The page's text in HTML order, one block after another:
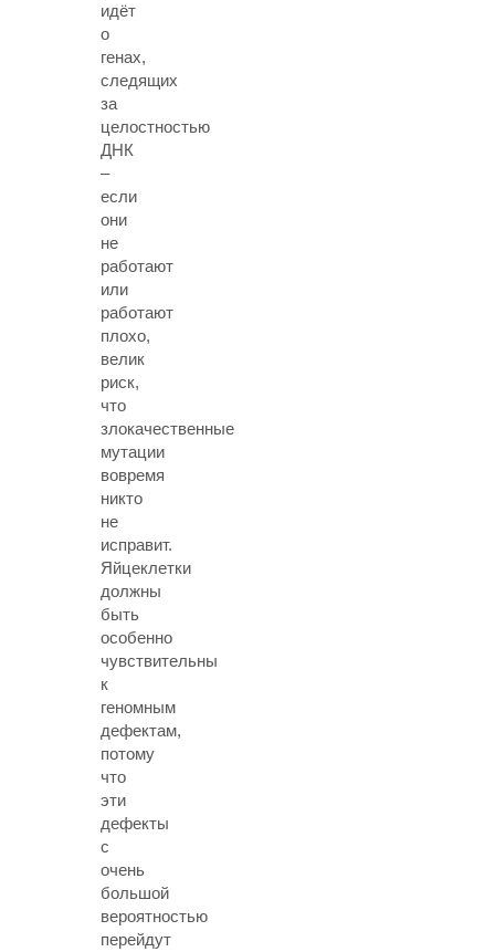
идёт
о
генах,
следящих
за
целостностью
ДНК
–
если
они
не
работают
или
работают
плохо,
велик
риск,
что
злокачественные
мутации
вовремя
никто
не
исправит.
Яйцеклетки
должны
быть
особенно
чувствительны
к
геномным
дефектам,
потому
что
эти
дефекты
с
очень
большой
вероятностью
перейдут